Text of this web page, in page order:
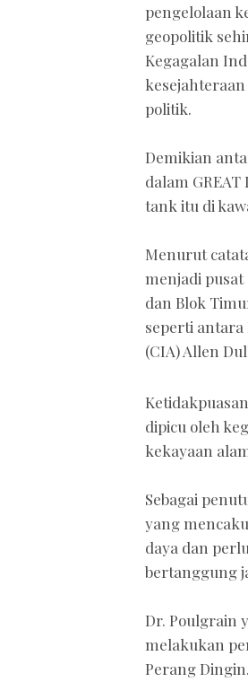
pengelolaan
geopolitik
Kegagalan
politik.
Demikian
dalam
tank itu di
Menurut
menjadi
dan Blok
seperti
(CIA) Allen
dipicu oleh
kekayaan
Sebagai
yang
daya dan
bertanggung
Dr. Poulgrain
melakukan
Perang